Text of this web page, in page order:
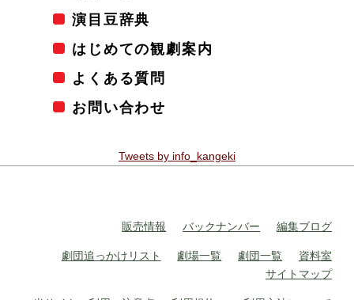
演目豆辞典
はじめての観劇案内
よくある質問
お問い合わせ
Tweets by info_kangeki
販売情報 バックナンバー 編集ブログ
劇団追っかけリスト 劇場一覧 劇団一覧
資料室
サイトマップ